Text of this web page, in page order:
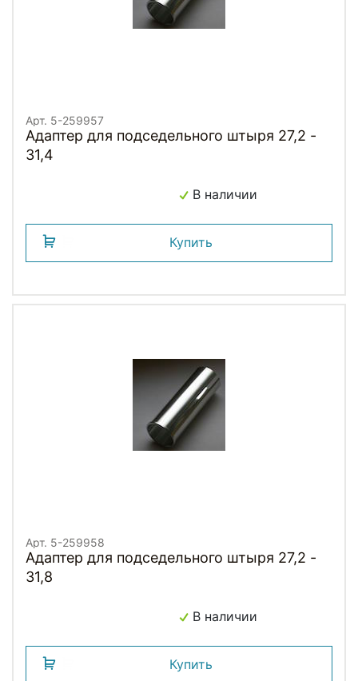
Арт. 5-259957
Адаптер для подседельного штыря 27,2 -
31,4
В наличии
Купить
Арт. 5-259958
Адаптер для подседельного штыря 27,2 -
31,8
В наличии
Купить